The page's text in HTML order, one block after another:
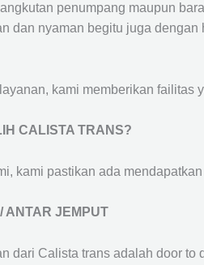
penumpang maupun
dan nyaman begitu juga
kami memberikan failitas
CALISTA TRANS?
kami pastikan ada
ANTAR JEMPUT
dari Calista trans adalah door